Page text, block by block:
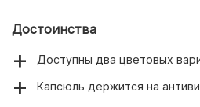
Достоинства
Доступны два цветовых
Капсюль держится на